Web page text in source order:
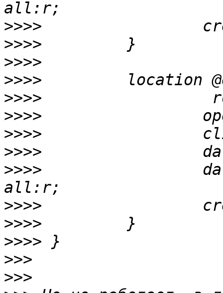
>>>>
>>>>
>>>>
>>>>
>>>>
>>>>
>>>>
>>>>
>>>>
>>>>
>>>>
>>>>
>>>
>>>